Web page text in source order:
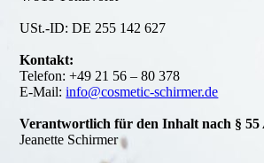
USt.-ID: DE 255 142 627
Kontakt:
Telefon: +49 21 56 – 80 378
E-Mail:info@cosmetic-schirmer.de
Verantwortlich für den Inhalt nach § 55
Jeanette Schirmer